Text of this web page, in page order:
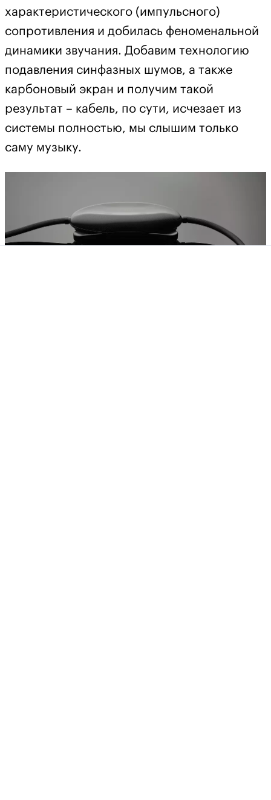
характеристического (импульсного)
сопротивления и добилась феноменальной
динамики звучания. Добавим технологию
подавления синфазных шумов, а также
карбоновый экран и получим такой
результат – кабель, по сути, исчезает из
системы полностью, мы слышим только
саму музыку.